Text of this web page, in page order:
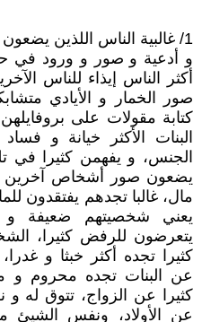
1/ غالبية الناس اللذين
و أدعية و صور و ورود في
أكثر الناس إيذاء للناس
صور الخمار و الأيادي
كتابة مقولات على
البنات الأكثر خيانة و
الجنس، و يفهمن كثيرا في
يضعون صور أشخاص آخرين
مال، غالبا تجدهم يفتقدون
يعني شخصيتهم ضعيفة و
يتعرضون للرفض كثيرا،
كثيرا تجده أكثر خبثا و
عن البنات تجده محروم و
كثيرا عن الزواج، تتوق له
عن الأولاد، ونفس الشيئ